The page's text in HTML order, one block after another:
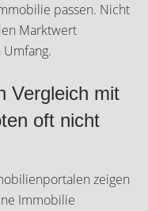
passen. Nicht
Marktwert
Vergleich mit
oft nicht
zeigen
Immobilie